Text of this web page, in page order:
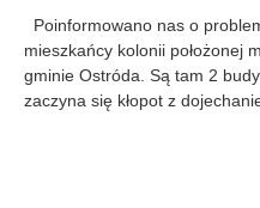
Poinformowano nas o
mieszkańcy kolonii położonej
gminie Ostróda. Są tam 2
zaczyna się kłopot z